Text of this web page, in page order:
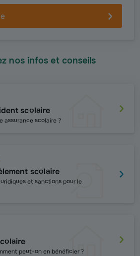
nos infos et conseils
scolaire
assurance scolaire ?
scolaire
et sanctions pour le
peut-on en bénéficier ?